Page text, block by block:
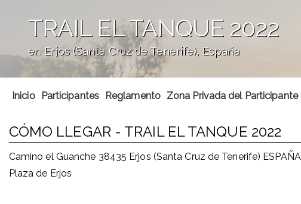
TRAIL EL TANQUE 2022
en Erjos (Santa Cruz de Tenerife), España
Inicio Participantes Reglamento Zona Privada del Participante
CÓMO LLEGAR - TRAIL EL TANQUE 2022
Camino el Guanche 38435 Erjos (Santa Cruz de Tenerife) ESPAÑA
Plaza de Erjos